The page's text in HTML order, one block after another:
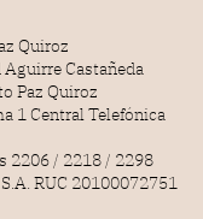
Quiroz
Castañeda
Paz Quiroz
1 Central Telefónica
2206 / 2218 / 2298
RUC 20100072751